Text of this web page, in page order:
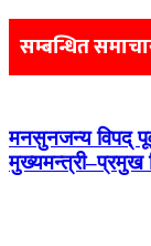
navigation
सम्बन्धित
मनसुनजन्य विपद्
मुख्यमन्त्री–प्रमुख